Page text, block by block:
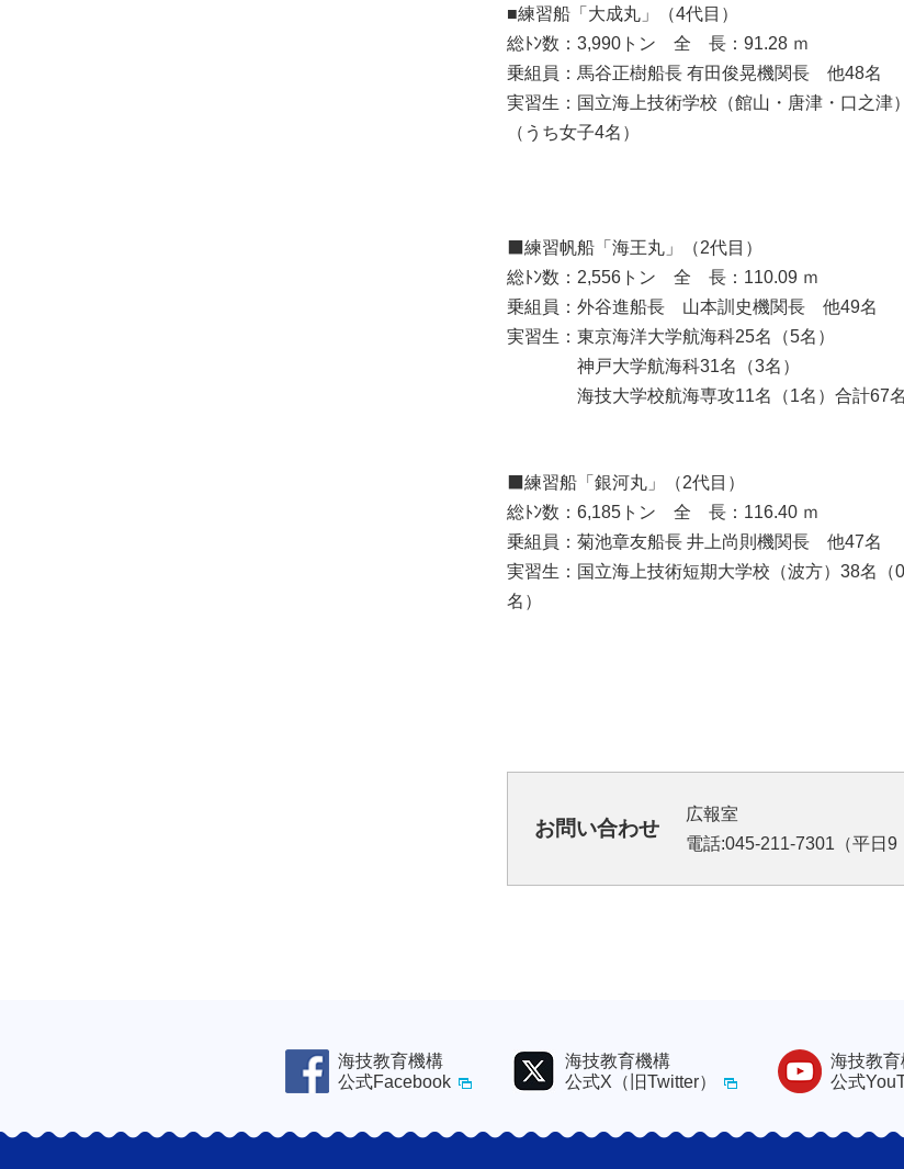
■練習船「大成丸」（4代目）
総ﾄﾝ数：3,990トン 全 長：91.28 ｍ
乗組員：馬谷正樹船長 有田俊晃機関長
実習生：国立海上技術学校（館山・唐津・口之津
（うち女子4名）
⬛練習帆船「海王丸」（2代目）
総ﾄﾝ数：2,556トン 全 長：110.09 ｍ
乗組員：外谷進船長 山本訓史機関長
実習生：東京海洋大学航海科25名（5名）
神戸大学航海科31名（3名）
海技大学校航海専攻11名（1名）合計67名
⬛練習船「銀河丸」（2代目）
総ﾄﾝ数：6,185トン 全 長：116.40 ｍ
乗組員：菊池章友船長 井上尚則機関長
実習生：国立海上技術短期大学校（波方）38名（0
名）
お問い合わせ
広報室
電話:045-211-7301（平日
海技教育機構
公式Facebook
海技教育機構
公式X（旧Twitter）
海技教育
公式